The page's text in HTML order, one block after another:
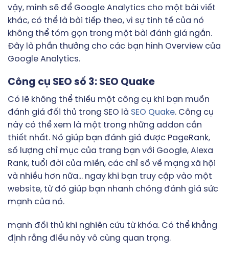
vậy, mình sẽ để Google Analytics cho một bài viết
khác, có thể là bài tiếp theo, vì sự tinh tế của nó
không thể tóm gọn trong một bài đánh giá ngắn.
Đây là phần thưởng cho các bạn hình Overview của
Google Analytics.
Công cụ SEO số 3: SEO Quake
Có lẽ không thể thiếu một công cụ khi bạn muốn
đánh giá đối thủ trong SEO là SEO Quake. Công cụ
này có thể xem là một trong những addon cần
thiết nhất. Nó giúp bạn đánh giá được PageRank,
số lượng chỉ mục của trang bạn với Google, Alexa
Rank, tuổi đời của miền, các chỉ số về mạng xã hội
và nhiều hơn nữa… ngay khi bạn truy cập vào một
website, từ đó giúp bạn nhanh chóng đánh giá sức
mạnh của nó.
mạnh đối thủ khi nghiên cứu từ khóa. Có thể khẳng
định rằng điều này vô cùng quan trọng.